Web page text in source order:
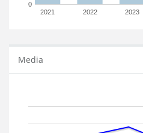
2021 2022 2023
0
Media